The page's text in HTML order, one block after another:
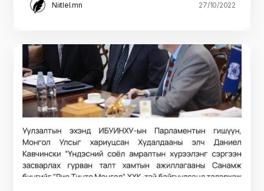
Niitlel.mn 27/10/2022